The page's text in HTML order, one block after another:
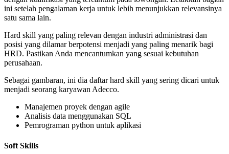
ini setelah pengalaman kerja untuk lebih menunjukkan relevansinya
satu sama lain.
Hard skill yang paling relevan dengan industri administrasi dan
posisi yang dilamar berpotensi menjadi yang paling menarik bagi
HRD. Pastikan Anda mencantumkan yang sesuai kebutuhan
perusahaan.
Sebagai gambaran, ini dia daftar hard skill yang sering dicari untuk
menjadi seorang karyawan Adecco.
Manajemen proyek dengan agile
Analisis data menggunakan SQL
Pemrograman python untuk aplikasi
Soft Skills